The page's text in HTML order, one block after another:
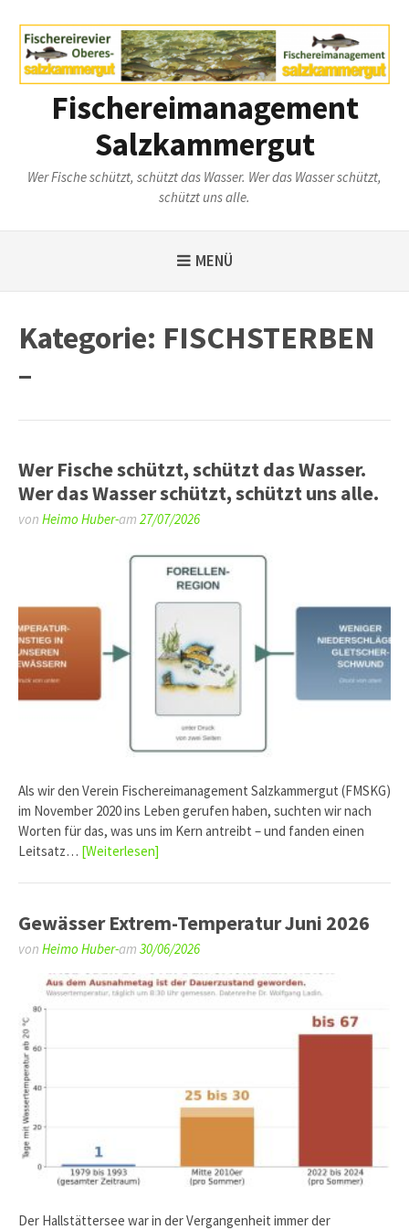
zum
Inhalt
Fischereimanagement
Salzkammergut
Wer Fische schützt, schützt das Wasser. Wer das Wasser schützt,
schützt uns alle.
MENÜ
Kategorie: FISCHSTERBEN
–
Wer Fische schützt, schützt das Wasser.
Wer das Wasser schützt, schützt uns alle.
von Heimo Huber-am 27/07/2026
Als wir den Verein Fischereimanagement Salzkammergut (FMSKG)
im November 2020 ins Leben gerufen haben, suchten wir nach
Worten für das, was uns im Kern antreibt – und fanden einen
Leitsatz… [Weiterlesen]
Gewässer Extrem-Temperatur Juni 2026
von Heimo Huber-am 30/06/2026
Der Hallstättersee war in der Vergangenheit immer der